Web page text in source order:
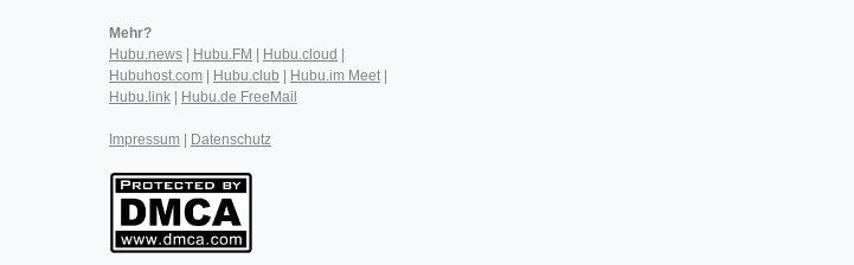
Mehr?
Hubu.news
Hubu.FM Hubu.cloud
Hubuhost.com
Hubu.club Hubu.im Meet|
Hubu.link
Hubu.de FreeMail
Impressum Datenschutz